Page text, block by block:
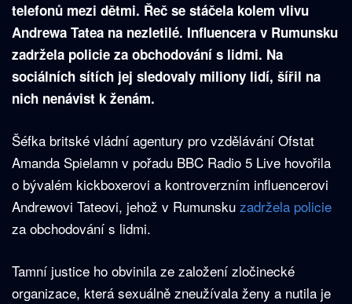
telefonů mezi dětmi. Řeč se stáčela kolem vlivu
Andrewa Tatea na nezletilé. Influencera v Rumunsku
zadržela policie za obchodování s lidmi. Na
sociálních sítích jej sledovaly miliony lidí, šířil na
nich nenávist k ženám.
Šéfka britské vládní agentury pro vzdělávání Ofstat
Amanda Spielamn v pořadu BBC Radio 5 Live hovořila
o bývalém kickboxerovi a kontroverzním influencerovi
Andrewovi Tateovi, jehož v Rumunsku zadržela policie
za obchodování s lidmi.
Tamní justice ho obvinila ze založení zločinecké
organizace, která sexuálně zneužívala ženy a nutila je